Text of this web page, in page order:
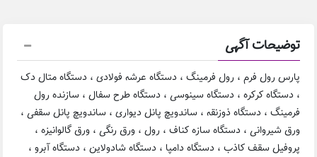
توضیحات آگهی
پارس رول فرم ، رول فرمینگ ، دستگاه عرشه فولادی ، دستگاه متال دک
، دستگاه کرکره ، دستگاه سینوسی ، دستگاه طرح سفال ، سازنده رول
فرمینگ ، دستگاه ذوزنقه ، ساندویچ پانل دیواری ، ساندویچ پانل سقفی ،
ورق شیروانی ، دستگاه سازه کناف ، رول ، ورق رنگی ، ورق گالوانیزه ،
پروفیل سقف کاذب ، دستگاه دامپا ، دستگاه شادولاین ، دستگاه آبرو ،